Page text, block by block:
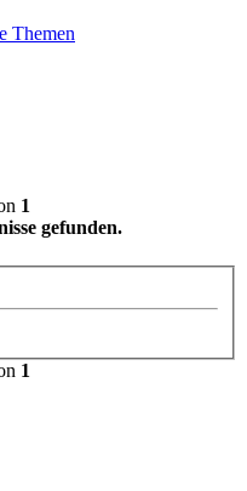
Themen
1
gefunden.
1